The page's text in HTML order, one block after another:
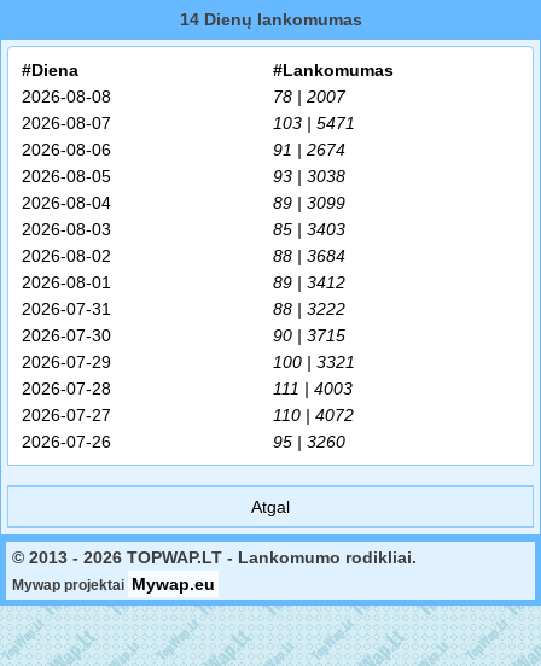
14 Dienų lankomumas
#Diena
#Lankomumas
2026-08-08
78 | 2007
2026-08-07
103 | 5471
2026-08-06
91 | 2674
2026-08-05
93 | 3038
2026-08-04
89 | 3099
2026-08-03
85 | 3403
2026-08-02
88 | 3684
2026-08-01
89 | 3412
2026-07-31
88 | 3222
2026-07-30
90 | 3715
2026-07-29
100 | 3321
2026-07-28
111 | 4003
2026-07-27
110 | 4072
2026-07-26
95 | 3260
Atgal
© 2013 - 2026 TOPWAP.LT - Lankomumo rodikliai.
Mywap projektai Mywap.eu